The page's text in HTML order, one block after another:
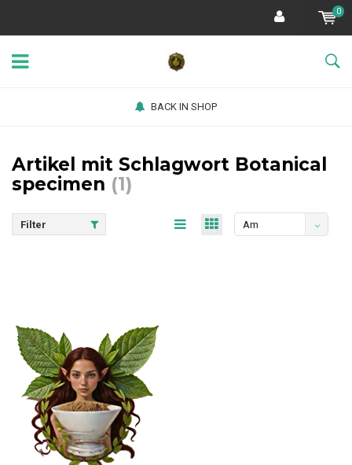
0
BACK IN SHOP
Artikel mit Schlagwort Botanical
specimen (1)
Filter
Am